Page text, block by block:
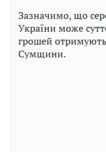
Зазначимо, що
України може
грошей
Сумщини.